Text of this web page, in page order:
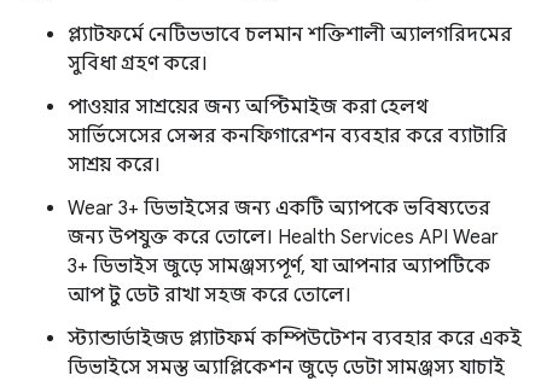
প্ল্যাটফর্মে নেটিভভাবে চলমান শক্তিশালী অ্যালগরিদমের
সুবিধা গ্রহণ করে।
পাওয়ার সাশ্রয়ের জন্য অপ্টিমাইজ করা হেলথ
সার্ভিসেসের সেন্সর কনফিগারেশন ব্যবহার করে ব্যাটারি
সাশ্রয় করে।
Wear 3+ ডিভাইসের জন্য একটি অ্যাপকে ভবিষ্যতের
জন্য উপযুক্ত করে তোলে। Health Services API Wear
3+ ডিভাইস জুড়ে সামঞ্জস্যপূর্ণ, যা আপনার অ্যাপটিকে
আপ টু ডেট রাখা সহজ করে তোলে।
স্ট্যান্ডার্ডাইজড প্ল্যাটফর্ম কম্পিউটেশন ব্যবহার করে একই
ডিভাইসে সমস্ত অ্যাপ্লিকেশন জুড়ে ডেটা সামঞ্জস্য যাচাই